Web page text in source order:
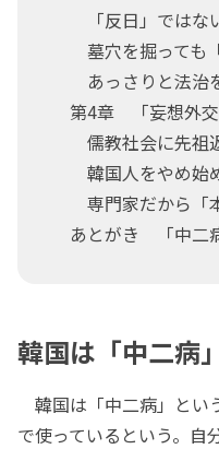
「反日」ではな
墓穴を掘っても
あっさりと法治
第4章 「妄想外交
儒教社会に先祖
韓国人をやめ始
専門家だから「
あとがき 「中二
韓国は「中二病」
韓国は「中二病」とい
で使っているという。自